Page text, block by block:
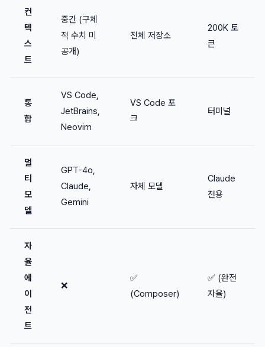
컨
텍
스
트
중간 (구체
적 수치 미
공개)
전체 저장소
200K 토
큰
통
합
VS Code,
JetBrains,
Neovim
VS Code 포
크
터미널
멀
티
모
델
GPT-4o,
Claude,
Gemini
자체 모델
Claude
전용
자
율
에
이
전
트
❌
✅
(Composer)
✅ (완전
자율)